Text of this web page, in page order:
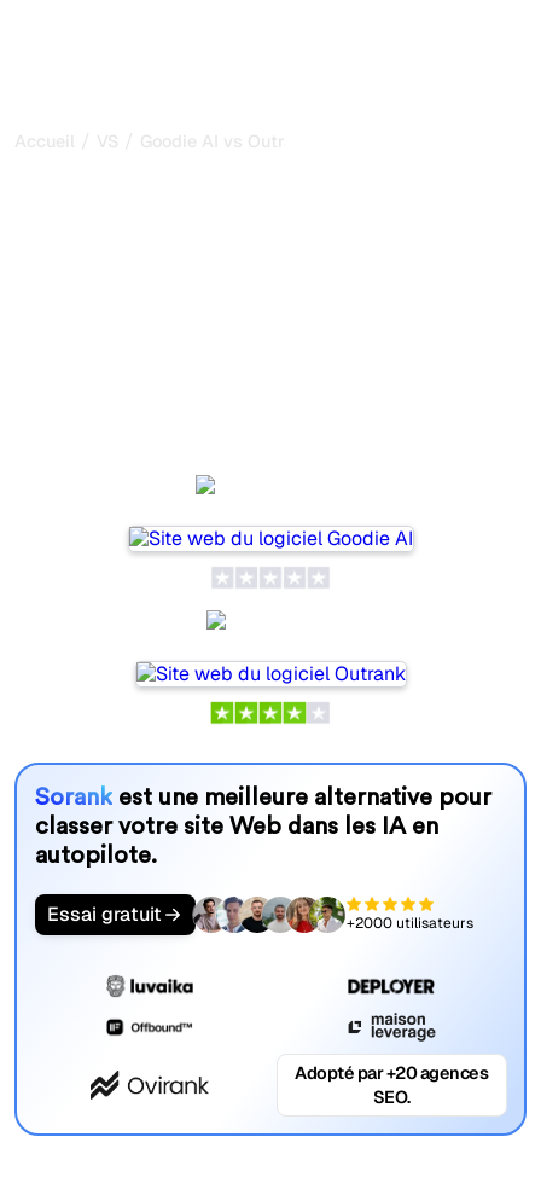
Accueil / VS / Goodie AI vs Outrank
Sorankest une meilleure alternative pour
classer votre site Web dans les IA en
autopilote.
Essai gratuit +2000 utilisateurs
Adopté par +20 agences
SEO.